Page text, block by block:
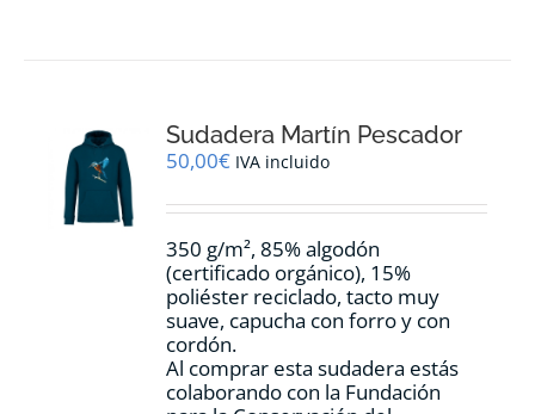
se
pueden
en
página
de
producto
Sudadera Martín Pescador
50,00€ IVA incluido
350 g/m², 85% algodón
(certificado orgánico), 15%
poliéster reciclado, tacto muy
suave, capucha con forro y con
cordón.
Al comprar esta sudadera estás
colaborando con la Fundación